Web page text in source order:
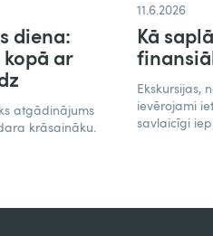
diena:
ar
atgādinājums
krāsaināku.
11.6.2026
Kā
Ekskursijas,
ievērojami
savlaicīgi